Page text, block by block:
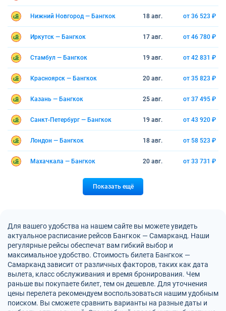
Нижний Новгород — Бангкок 18 авг. от 36 523 ₽
Иркутск — Бангкок 17 авг. от 46 780 ₽
Стамбул — Бангкок 19 авг. от 42 831 ₽
Красноярск — Бангкок 20 авг. от 35 823 ₽
Казань — Бангкок 25 авг. от 37 495 ₽
Санкт-Петербург — Бангкок 19 авг. от 43 920 ₽
Лондон — Бангкок 18 авг. от 58 523 ₽
Махачкала — Бангкок 20 авг. от 33 731 ₽
Показать ещё
Для вашего удобства на нашем сайте вы можете увидеть
актуальное расписание рейсов Бангкок — Самарканд. Наши
регулярные рейсы обеспечат вам гибкий выбор и
максимальное удобство. Стоимость билета Бангкок —
Самарканд зависит от различных факторов, таких как дата
вылета, класс обслуживания и время бронирования. Чем
раньше вы покупаете билет, тем он дешевле. Для уточнения
цены перелета рекомендуем воспользоваться нашим удобным
поиском. Вы сможете сравнить варианты на разные даты и